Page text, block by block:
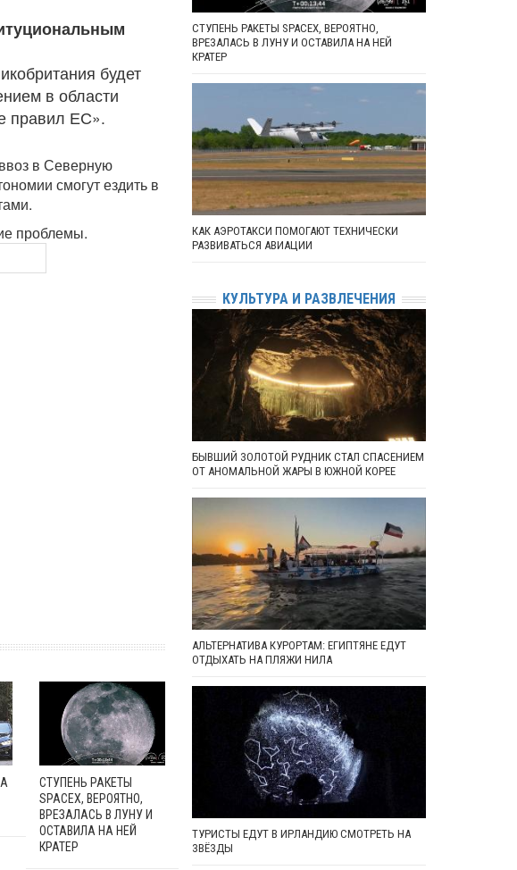
будет
в области
правил ЕС».
в Северную
смогут ездить в
проблемы.
СТУПЕНЬ РАКЕТЫ
SPACEX, ВЕРОЯТНО,
ВРЕЗАЛАСЬ В ЛУНУ И
ОСТАВИЛА НА НЕЙ
КРАТЕР
СТУПЕНЬ РАКЕТЫ SPACEX, ВЕРОЯТНО,
ВРЕЗАЛАСЬ В ЛУНУ И ОСТАВИЛА НА НЕЙ
КРАТЕР
КАК АЭРОТАКСИ ПОМОГАЮТ ТЕХНИЧЕСКИ
РАЗВИВАТЬСЯ АВИАЦИИ
КУЛЬТУРА И РАЗВЛЕЧЕНИЯ
БЫВШИЙ ЗОЛОТОЙ РУДНИК СТАЛ СПАСЕНИЕМ
ОТ АНОМАЛЬНОЙ ЖАРЫ В ЮЖНОЙ КОРЕЕ
АЛЬТЕРНАТИВА КУРОРТАМ: ЕГИПТЯНЕ ЕДУТ
ОТДЫХАТЬ НА ПЛЯЖИ НИЛА
ТУРИСТЫ ЕДУТ В ИРЛАНДИЮ СМОТРЕТЬ НА
ЗВЁЗДЫ